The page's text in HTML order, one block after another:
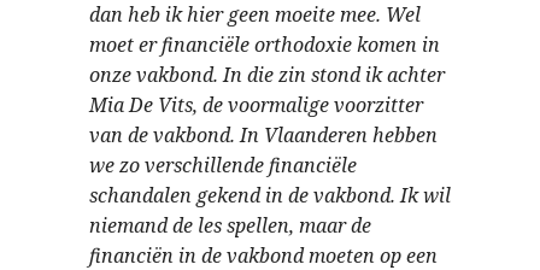
dan heb ik hier geen moeite mee. Wel
moet er financiële orthodoxie komen in
onze vakbond. In die zin stond ik achter
Mia De Vits, de voormalige voorzitter
van de vakbond. In Vlaanderen hebben
we zo verschillende financiële
schandalen gekend in de vakbond. Ik wil
niemand de les spellen, maar de
financiën in de vakbond moeten op een